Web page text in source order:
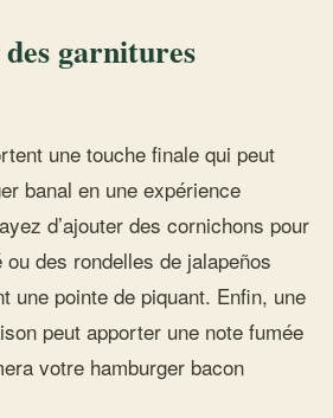
garnitures
une touche finale qui peut
banal en une expérience
d’ajouter des cornichons pour
ou des rondelles de jalapeños
une pointe de piquant. Enfin, une
peut apporter une note fumée
votre hamburger bacon